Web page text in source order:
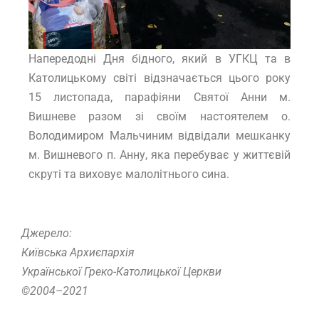
Напередодні Дня бідного, який в УГКЦ та в
Католицькому світі відзначається цього року
15 листопада, парафіяни Святої Анни м.
Вишневе разом зі своїм настоятелем о.
Володимиром Мальчиним відвідали мешканку
м. Вишневого п. Анну, яка перебуває у життєвій
скруті та виховує малолітнього сина.
Джерело:
Київська Архиєпархія
Української Греко-Католицької Церкви
©2004–2021